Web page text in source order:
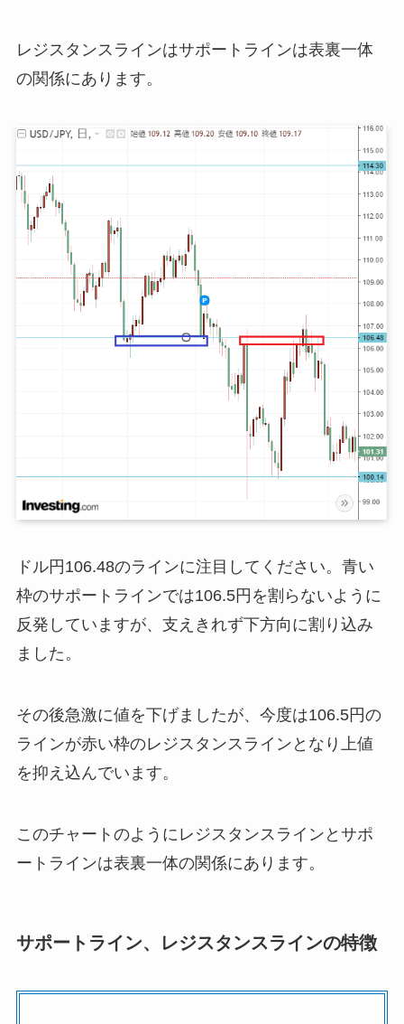
レジスタンスラインはサポートラインは表裏一体
の関係にあります。
ドル円106.48のラインに注目してください。青い
枠のサポートラインでは106.5円を割らないように
反発していますが、支えきれず下方向に割り込み
ました。
その後急激に値を下げましたが、今度は106.5円の
ラインが赤い枠のレジスタンスラインとなり上値
を抑え込んでいます。
このチャートのようにレジスタンスラインとサポ
ートラインは表裏一体の関係にあります。
サポートライン、レジスタンスラインの特徴